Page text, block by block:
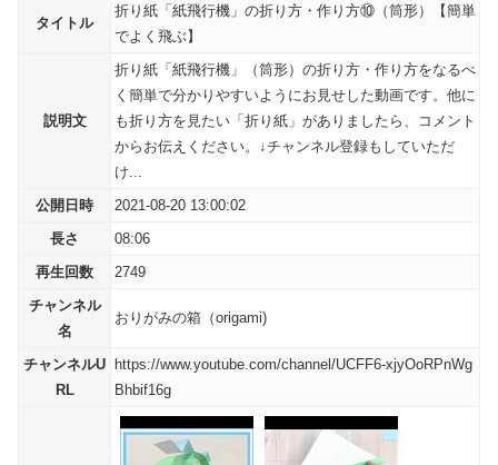
タイトル
折り紙「紙飛行機」の折り方・作り方⑩（筒形）【簡単
でよく飛ぶ】
説明文
折り紙「紙飛行機」（筒形）の折り方・作り方をなるべ
く簡単で分かりやすいようにお見せした動画です。他に
も折り方を見たい「折り紙」がありましたら、コメント
からお伝えください。↓チャンネル登録もしていただ
け...
公開日時
2021-08-20 13:00:02
長さ
08:06
再生回数
2749
チャンネル
名
おりがみの箱（origami)
チャンネルU
RL
https://www.youtube.com/channel/UCFF6-xjyOoRPnWg
Bhbif16g